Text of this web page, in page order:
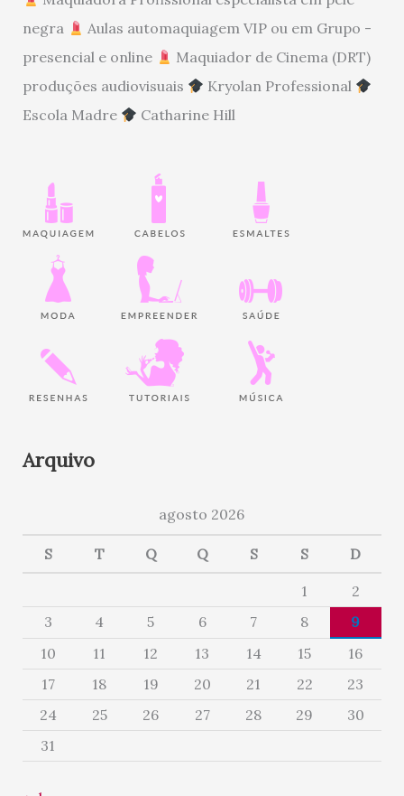
negra
Aulas automaquiagem VIP ou em Grupo -
presencial e online
Maquiador de Cinema (DRT)
produções audiovisuais
Kryolan Professional
Escola Madre
Catharine Hill
Arquivo
agosto 2026
S T Q Q S S D
1
2
3
4 5 6 7 8
9
10
11 12 13 14 15
16
17
18 19 20 21 22
23
24
25 26 27 28 29
30
31